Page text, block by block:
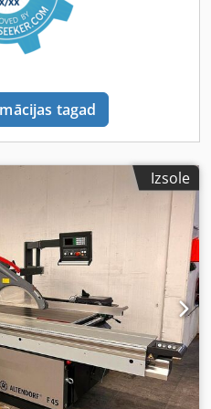
DETAĻAS Jauda: 7,5 kW
asmens aizsargs
DRIVE Gaisa spilvena galds
stiprinājumi Leņķa-
paralēlā pietura
tagad
Izsole